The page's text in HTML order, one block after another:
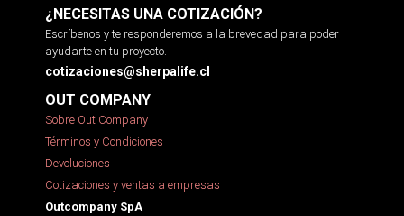
¿NECESITAS UNA COTIZACIÓN?
Escríbenos y te responderemos a la brevedad para poder
ayudarte en tu proyecto.
cotizaciones@sherpalife.cl
OUT COMPANY
Sobre Out Company
Términos y Condiciones
Devoluciones
Cotizaciones y ventas a empresas
Outcompany SpA